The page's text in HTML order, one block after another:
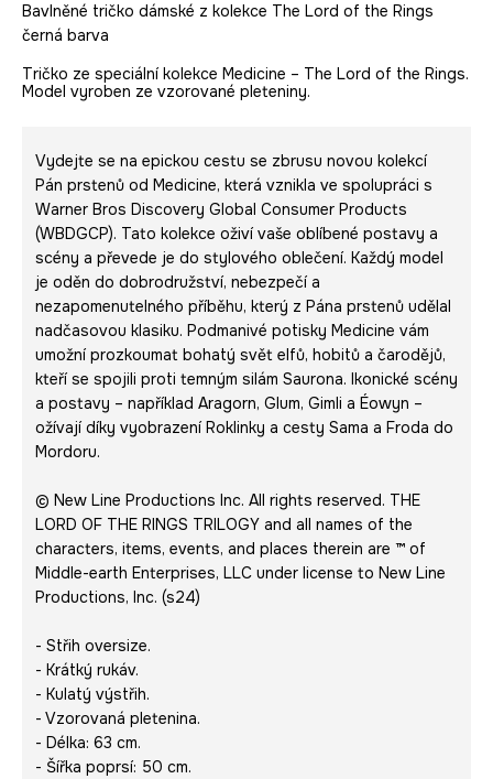
Bavlněné tričko dámské z kolekce The Lord of the Rings
černá barva
Tričko ze speciální kolekce Medicine – The Lord of the Rings.
Model vyroben ze vzorované pleteniny.
Vydejte se na epickou cestu se zbrusu novou kolekcí
Pán prstenů od Medicine, která vznikla ve spolupráci s
Warner Bros Discovery Global Consumer Products
(WBDGCP). Tato kolekce oživí vaše oblíbené postavy a
scény a převede je do stylového oblečení. Každý model
je oděn do dobrodružství, nebezpečí a
nezapomenutelného příběhu, který z Pána prstenů udělal
nadčasovou klasiku. Podmanivé potisky Medicine vám
umožní prozkoumat bohatý svět elfů, hobitů a čarodějů,
kteří se spojili proti temným silám Saurona. Ikonické scény
a postavy – například Aragorn, Glum, Gimli a Éowyn –
ožívají díky vyobrazení Roklinky a cesty Sama a Froda do
Mordoru.
© New Line Productions Inc. All rights reserved. THE
LORD OF THE RINGS TRILOGY and all names of the
characters, items, events, and places therein are ™ of
Middle-earth Enterprises, LLC under license to New Line
Productions, Inc. (s24)
- Střih oversize.
- Krátký rukáv.
- Kulatý výstřih.
- Vzorovaná pletenina.
- Délka: 63 cm.
- Šířka poprsí: 50 cm.